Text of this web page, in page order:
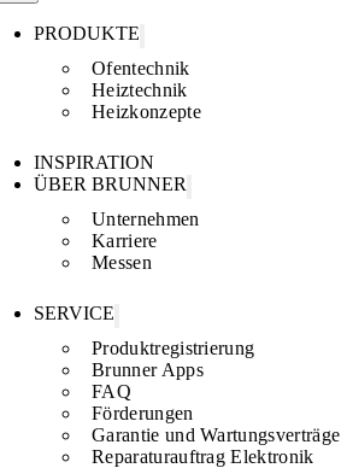
PRODUKTE
Ofentechnik
Heiztechnik
Heizkonzepte
INSPIRATION
ÜBER BRUNNER
Unternehmen
Karriere
Messen
SERVICE
Produktregistrierung
Brunner Apps
FAQ
Förderungen
Garantie und Wartungsverträge
Reparaturauftrag Elektronik